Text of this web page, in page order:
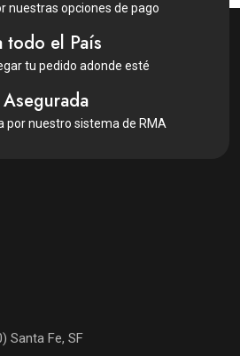
nuestras opciones de pago
todo el País
tu pedido adonde esté
por nuestro sistema de RMA
Santa Fe, SF